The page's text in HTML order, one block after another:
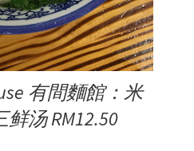
有間麵館：米
汤 RM12.50